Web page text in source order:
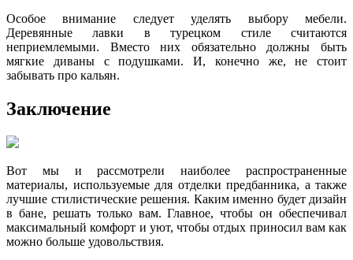
Особое внимание следует уделять выбору мебели.
Деревянные лавки в турецком стиле считаются
неприемлемыми. Вместо них обязательно должны быть
мягкие диваны с подушками. И, конечно же, не стоит
забывать про кальян.
Заключение
Вот мы и рассмотрели наиболее распространенные
материалы, используемые для отделки предбанника, а также
лучшие стилистические решения. Каким именно будет дизайн
в бане, решать только вам. Главное, чтобы он обеспечивал
максимальный комфорт и уют, чтобы отдых приносил вам как
можно больше удовольствия.